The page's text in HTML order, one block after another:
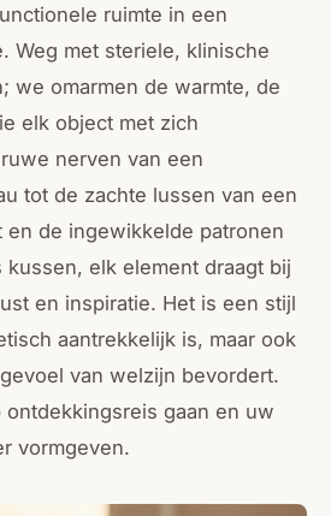
ruimte in een
Weg met steriele, klinische
we omarmen de warmte, de
elk object met zich
nerven van een
tot de zachte lussen van een
en de ingewikkelde patronen
kussen, elk element draagt bij
en inspiratie. Het is een stijl
aantrekkelijk is, maar ook
van welzijn bevordert.
ontdekkingsreis gaan en uw
vormgeven.